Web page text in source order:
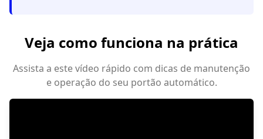
Veja como funciona na prática
Assista a este vídeo rápido com dicas de manutenção
e operação do seu portão automático.